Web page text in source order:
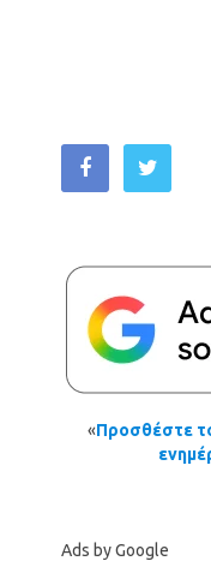
«Προσθέστε
Ads by Google